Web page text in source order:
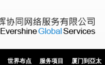
世界布点 服务项目 厦门到亞太